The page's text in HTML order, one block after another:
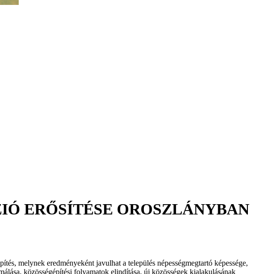
ERŐSÍTÉSE OROSZLÁNYBAN
melynek eredményeként javulhat a település népességmegtartó képessége,
közösségépítési folyamatok elindítása, új közösségek kialakulásának